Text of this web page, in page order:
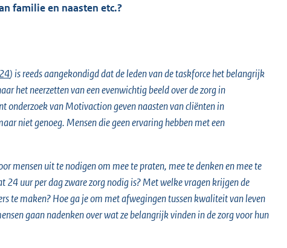
familie en naasten etc.?
) is reeds aangekondigd dat de leden van de taskforce het belangrijk
het neerzetten van een evenwichtig beeld over de zorg in
onderzoek van Motivaction geven naasten van cliënten in
niet genoeg. Mensen die geen ervaring hebben met een
mensen uit te nodigen om mee te praten, mee te denken en mee te
24 uur per dag zware zorg nodig is? Met welke vragen krijgen de
te maken? Hoe ga je om met afwegingen tussen kwaliteit van leven
gaan nadenken over wat ze belangrijk vinden in de zorg voor hun